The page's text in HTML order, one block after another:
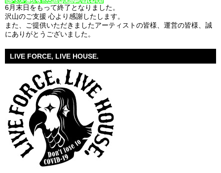
6月末日をもって終了となりました。
沢山のご支援 心より感謝したします。
また、ご提供いただきましたアーティストの皆様、運営の皆様、誠
にありがとうございました。
LIVE FORCE, LIVE HOUSE.